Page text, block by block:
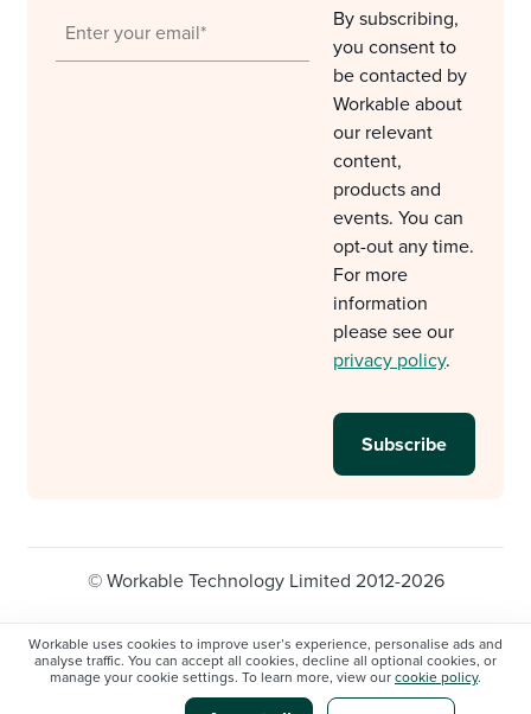
Workable uses cookies to improve user’s experience, personalise ads and
analyse traffic. You can accept all cookies, decline all optional cookies, or
manage your cookie settings. To learn more, view our cookie policy.
By subscribing,
you consent to
be contacted by
Workable about
our relevant
content,
products and
events. You can
opt-out any time.
For more
information
please see our
privacy policy.
© Workable Technology Limited 2012-2026
Privacy policy
Cookie Settings
Do not sell/share my personal information